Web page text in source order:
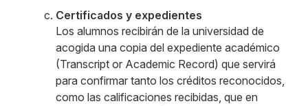
Certificados y expedientes
Los alumnos recibirán de la universidad de
acogida una copia del expediente académico
(Transcript or Academic Record) que servirá
para confirmar tanto los créditos reconocidos,
como las calificaciones recibidas, que en